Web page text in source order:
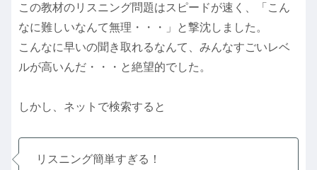
この教材のリスニング問題はスピードが速く、「こん
なに難しいなんて無理・・・」と撃沈しました。
こんなに早いの聞き取れるなんて、みんなすごいレベ
ルが高いんだ・・・と絶望的でした。
しかし、ネットで検索すると
リスニング簡単すぎる！